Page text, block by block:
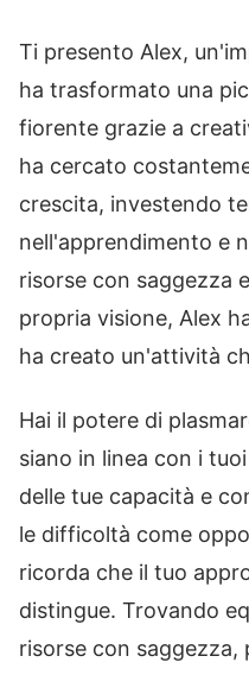
Ti presento Alex,
ha trasformato una
fiorente grazie a
ha cercato
crescita, investendo
nell'apprendimento e
risorse con saggezza
propria visione, Alex
ha creato un'attività
Hai il potere di
siano in linea con i
delle tue capacità e
le difficoltà come
ricorda che il tuo
distingue. Trovando
risorse con saggezza,